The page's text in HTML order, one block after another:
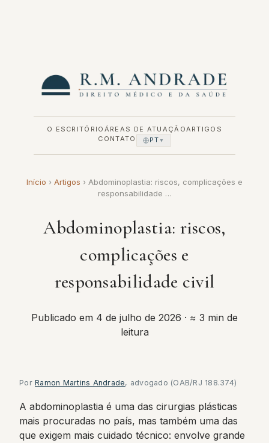
O ESCRITÓRIO ÁREAS DE ATUAÇÃOARTIGOS
CONTATO
PT ▼
Início › Artigos › Abdominoplastia: riscos, complicações e
responsabilidade …
Abdominoplastia: riscos,
complicações e
responsabilidade civil
Publicado em 4 de julho de 2026 · ≈ 3 min de
leitura
Por Ramon Martins Andrade, advogado (OAB/RJ 188.374)
A abdominoplastia é uma das cirurgias plásticas
mais procuradas no país, mas também uma das
que exigem mais cuidado técnico: envolve grande